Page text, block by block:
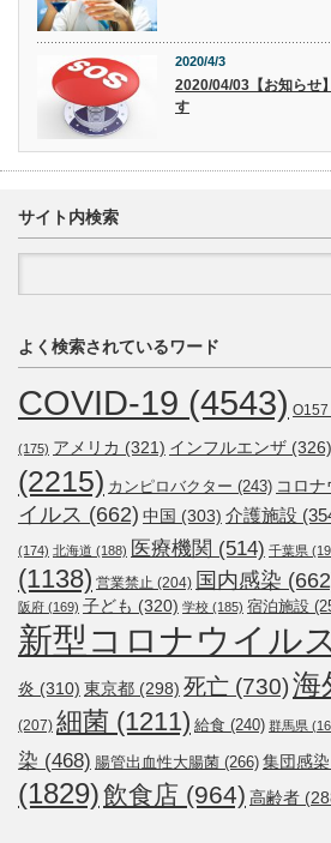
2020/4/3
2020/04/03【お知らせ
す
サイト内検索
よく検索されているワード
COVID-19 (4543) O157
(175) アメリカ (321) インフルエンザ (326)
(2215) カンピロバクター (243) コロナ
イルス (662) 中国 (303) 介護施設
(174) 北海道 (188) 医療機関 (514) 千葉県
(1138) 営業禁止 (204) 国内感染
阪府 (169) 子ども (320) 学校 (185) 宿泊施設
新型コロナウイル
炎 (310) 東京都 (298) 死亡 (730)海
(207) 細菌 (1211) 給食 (240) 群馬県
染 (468) 腸管出血性大腸菌 (266) 集団感染
(1829)飲食店 (964) 高齢者